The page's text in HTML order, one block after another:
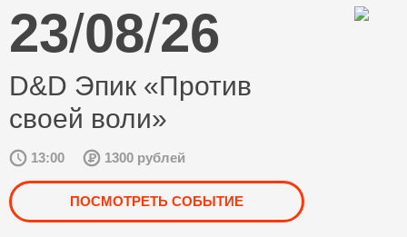
23/08/26
D&D Эпик «Против
своей воли»
13:00 1300 рублей
ПОСМОТРЕТЬ СОБЫТИЕ